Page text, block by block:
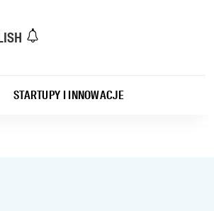
STARTUPY I INNOWACJE